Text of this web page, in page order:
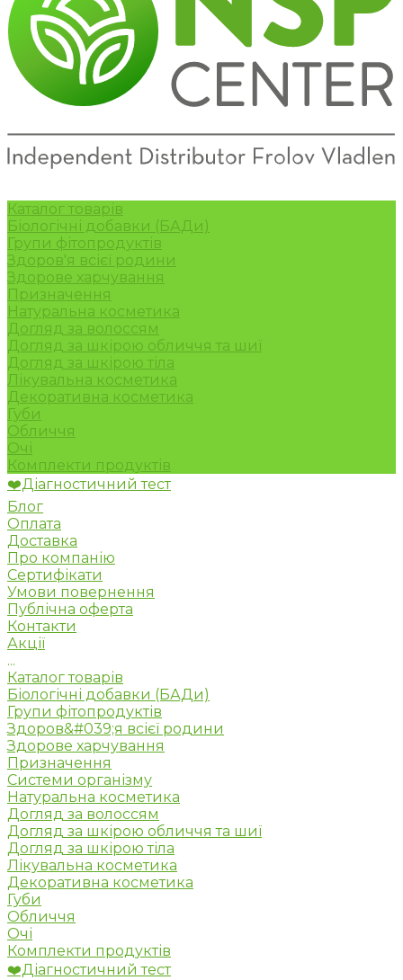
Каталог товарів
Біологічні добавки (БАДи)
Групи фітопродуктів
Здоров'я всієї родини
Здорове харчування
Призначення
Натуральна косметика
Догляд за волоссям
Догляд за шкірою обличчя та шиї
Догляд за шкірою тіла
Лікувальна косметика
Декоративна косметика
Губи
Обличчя
Очі
Комплекти продуктів
❤️Діагностичний тест
Блог
Оплата
Доставка
Про компанію
Сертифікати
Умови повернення
Публічна оферта
Контакти
Акції
...
Каталог товарів
Біологічні добавки (БАДи)
Групи фітопродуктів
Здоров&#039;я всієї родини
Здорове харчування
Призначення
Системи організму
Натуральна косметика
Догляд за волоссям
Догляд за шкірою обличчя та шиї
Догляд за шкірою тіла
Лікувальна косметика
Декоративна косметика
Губи
Обличчя
Очі
Комплекти продуктів
❤️Діагностичний тест